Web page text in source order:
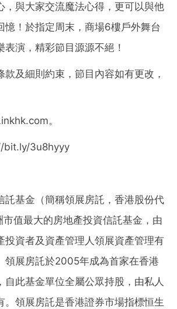
，與大家交流魔法心得，更可以與他
憶！於指定周末，商場6樓戶外舞台
演，精彩節目源源不絕！
款及細則約束，節目內容如有更改，
。
bit.ly/3u8hyyy
託基金（簡稱領展房託，香港股份代
值最大的房地產投資信託基金，由
投資者及資產管理人領展資產管理有
領展房託於2005年成為首家在香港
自此基金單位全屬公眾持股，由私人
。領展房託是香港證券市場指標恒生